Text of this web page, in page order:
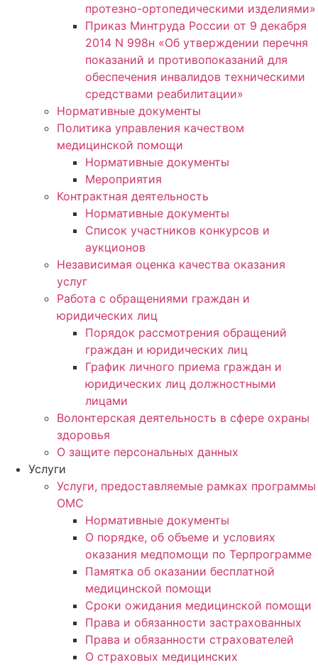
протезно-ортопедическими изделиями»
Приказ Минтруда России от 9 декабря
2014 N 998н «Об утверждении перечня
показаний и противопоказаний для
обеспечения инвалидов техническими
средствами реабилитации»
Нормативные документы
Политика управления качеством
медицинской помощи
Нормативные документы
Мероприятия
Контрактная деятельность
Нормативные документы
Список участников конкурсов и
аукционов
Независимая оценка качества оказания
услуг
Работа с обращениями граждан и
юридических лиц
Порядок рассмотрения обращений
граждан и юридических лиц
График личного приема граждан и
юридических лиц должностными
лицами
Волонтерская деятельность в сфере охраны
здоровья
О защите персональных данных
Услуги
Услуги, предоставляемые рамках программы
ОМС
Нормативные документы
О порядке, об объеме и условиях
оказания медпомощи по Терпрограмме
Памятка об оказании бесплатной
медицинской помощи
Сроки ожидания медицинской помощи
Права и обязанности застрахованных
Права и обязанности страхователей
О страховых медицинских